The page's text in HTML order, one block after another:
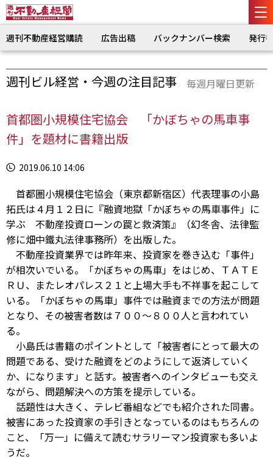
週刊不動産経営購読 広告出稿 バックナンバー検索 発行
週刊ビル経営・今週の注目記事 毎週月曜日更新
首都圏小規模住宅協会 「かぼちゃの馬車事
件」を題材に書籍出版
2019.06.10 14:06
首都圏小規模住宅協会（東京都新宿区）代表理事の小島
拓氏は４月１２日に『融資地獄「かぼちゃの馬車事件」に
学ぶ 不動産投資ローンの罠と救済策』（幻冬舎、法律監
修に畑中鐵丸法律事務所）を出版した。
不動産投資業界では昨年来、投資家を巻き込む「事件」
が相次いでいる。「かぼちゃの馬車」をはじめ、ＴＡＴＥ
ＲＵ、またレオパレス２１と上場大手も不祥事を起こして
いる。「かぼちゃの馬車」事件では融資までの方法が問題
となり、その被害者数は７００～８００人と言われてい
る。
小島氏は書籍のポイントとして「被害者にとって最大の
問題である、受けた融資をどのようにして返済していく
か、になります」と話す。被害者へのインタビューも交え
ながら、問題解決への方策を提示している。
話題性は大きく、テレビ番組などでも紹介された同書。
被害にあった投資家の手引きとなっているのはもちろんの
こと、「万一」に備えて読むサラリーマン投資家も多いよ
うだ。